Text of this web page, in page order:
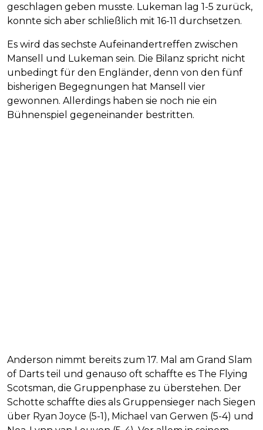
geschlagen geben musste. Lukeman lag 1-5 zurück,
konnte sich aber schließlich mit 16-11 durchsetzen.
Es wird das sechste Aufeinandertreffen zwischen
Mansell und Lukeman sein. Die Bilanz spricht nicht
unbedingt für den Engländer, denn von den fünf
bisherigen Begegnungen hat Mansell vier
gewonnen. Allerdings haben sie noch nie ein
Bühnenspiel gegeneinander bestritten.
Anderson nimmt bereits zum 17. Mal am Grand Slam
of Darts teil und genauso oft schaffte es The Flying
Scotsman, die Gruppenphase zu überstehen. Der
Schotte schaffte dies als Gruppensieger nach Siegen
über Ryan Joyce (5-1), Michael van Gerwen (5-4) und